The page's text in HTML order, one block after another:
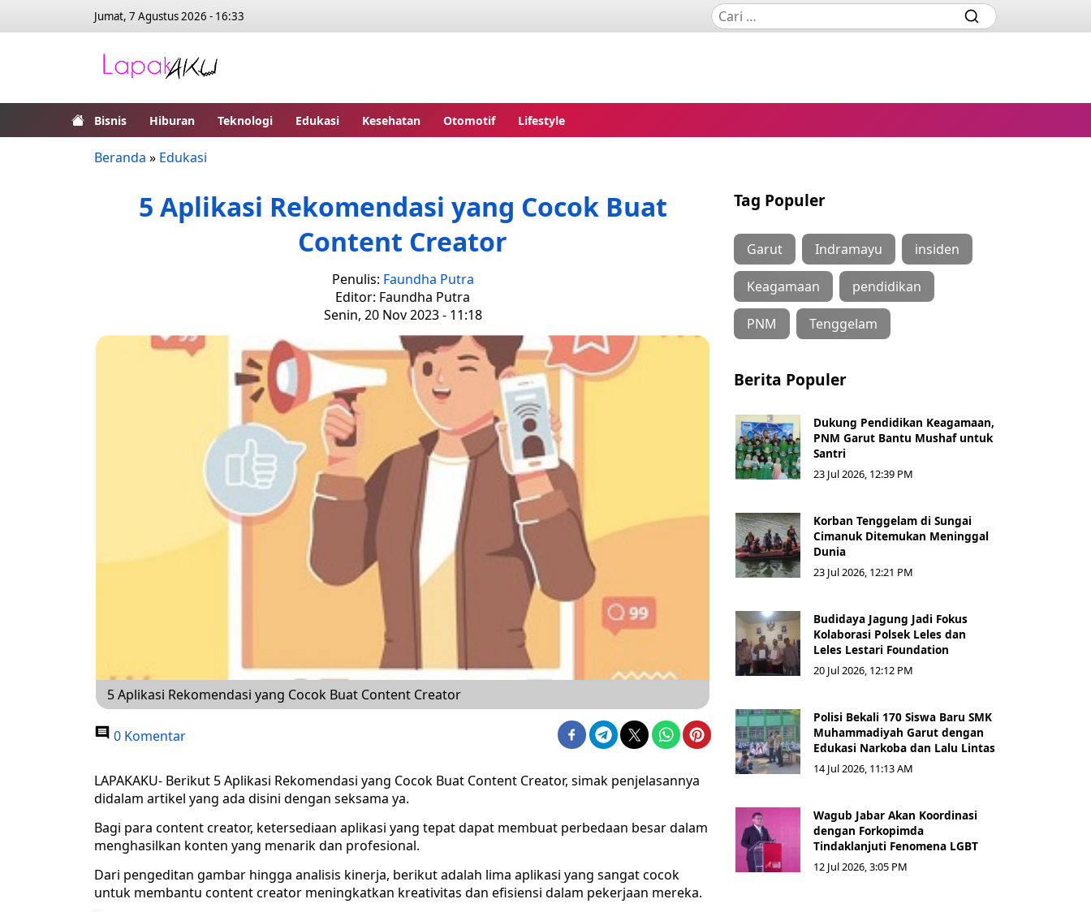
Jumat, 7 Agustus 2026 - 16:33
Bisnis Hiburan Teknologi Edukasi Kesehatan Otomotif Lifestyle
Beranda » Edukasi
5 Aplikasi Rekomendasi yang Cocok Buat
Content Creator
Penulis: Faundha Putra
Editor: Faundha Putra
Senin, 20 Nov 2023 - 11:18
5 Aplikasi Rekomendasi yang Cocok Buat Content Creator
0 Komentar
LAPAKAKU- Berikut 5 Aplikasi Rekomendasi yang Cocok Buat Content Creator, simak penjelasannya
didalam artikel yang ada disini dengan seksama ya.
Bagi para content creator, ketersediaan aplikasi yang tepat dapat membuat perbedaan besar dalam
menghasilkan konten yang menarik dan profesional.
Dari pengeditan gambar hingga analisis kinerja, berikut adalah lima aplikasi yang sangat cocok
untuk membantu content creator meningkatkan kreativitas dan efisiensi dalam pekerjaan mereka.
Tag Populer
Garut Indramayu insiden
Keagamaan pendidikan
PNM Tenggelam
Berita Populer
Dukung Pendidikan Keagamaan,
PNM Garut Bantu Mushaf untuk
Santri
23 Jul 2026, 12:39 PM
Korban Tenggelam di Sungai
Cimanuk Ditemukan Meninggal
Dunia
23 Jul 2026, 12:21 PM
Budidaya Jagung Jadi Fokus
Kolaborasi Polsek Leles dan
Leles Lestari Foundation
20 Jul 2026, 12:12 PM
Polisi Bekali 170 Siswa Baru SMK
Muhammadiyah Garut dengan
Edukasi Narkoba dan Lalu Lintas
14 Jul 2026, 11:13 AM
Wagub Jabar Akan Koordinasi
dengan Forkopimda
Tindaklanjuti Fenomena LGBT
12 Jul 2026, 3:05 PM